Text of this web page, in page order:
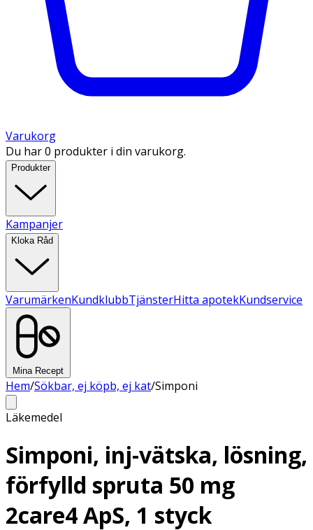
Varukorg
Du har 0 produkter i din varukorg.
Produkter
Kampanjer
Kloka Råd
VarumärkenKundklubbTjänsterHitta apotekKundservice
Mina Recept
Hem/Sökbar, ej köpb, ej kat/Simponi
Läkemedel
Simponi, inj-vätska, lösning,
förfylld spruta 50 mg
2care4 ApS, 1 styck